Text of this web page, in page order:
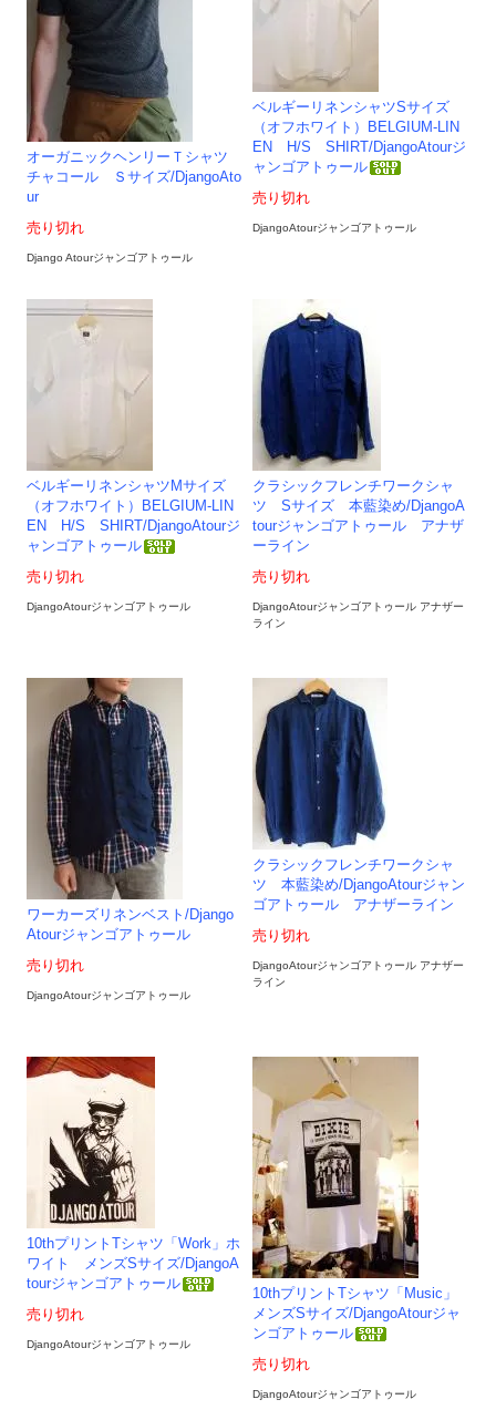
オーガニックヘンリーＴシャツ
チャコール Ｓサイズ/DjangoAto
ur
売り切れ
Django Atourジャンゴアトゥール
ベルギーリネンシャツSサイズ
（オフホワイト）BELGIUM-LIN
EN H/S SHIRT/DjangoAtourジ
ャンゴアトゥール
売り切れ
DjangoAtourジャンゴアトゥール
ベルギーリネンシャツMサイズ
（オフホワイト）BELGIUM-LIN
EN H/S SHIRT/DjangoAtourジ
ャンゴアトゥール
売り切れ
DjangoAtourジャンゴアトゥール
クラシックフレンチワークシャ
ツ Sサイズ 本藍染め/DjangoA
tourジャンゴアトゥール アナザ
ーライン
売り切れ
DjangoAtourジャンゴアトゥール アナザー
ライン
ワーカーズリネンベスト/Django
Atourジャンゴアトゥール
売り切れ
DjangoAtourジャンゴアトゥール
クラシックフレンチワークシャ
ツ 本藍染め/DjangoAtourジャン
ゴアトゥール アナザーライン
売り切れ
DjangoAtourジャンゴアトゥール アナザー
ライン
10thプリントTシャツ「Work」ホ
ワイト メンズSサイズ/DjangoA
tourジャンゴアトゥール
売り切れ
DjangoAtourジャンゴアトゥール
10thプリントTシャツ「Music」
メンズSサイズ/DjangoAtourジャ
ンゴアトゥール
売り切れ
DjangoAtourジャンゴアトゥール